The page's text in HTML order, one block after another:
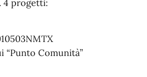
4 progetti:
“Punto Comunità”